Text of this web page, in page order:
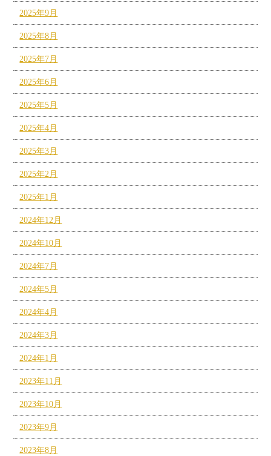
2025年9月
2025年8月
2025年7月
2025年6月
2025年5月
2025年4月
2025年3月
2025年2月
2025年1月
2024年12月
2024年10月
2024年7月
2024年5月
2024年4月
2024年3月
2024年1月
2023年11月
2023年10月
2023年9月
2023年8月